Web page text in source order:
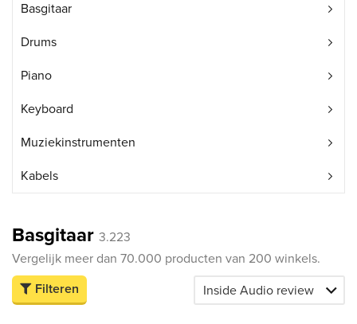
Basgitaar
Drums
Piano
Keyboard
Muziekinstrumenten
Kabels
Basgitaar 3.223
Vergelijk meer dan 70.000 producten van 200 winkels.
Filteren